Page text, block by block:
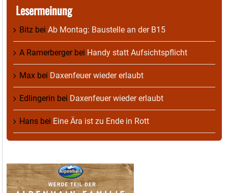
Lesermeinung
Bitz bei Ab Montag: Baustelle an der B15
A Ramerbergerbei Handy statt Aufsichtspflicht
Max bei Daxenfeuer wieder erlaubt
Edlingerin bei Daxenfeuer wieder erlaubt
Hans bei Eine Ära ist zu Ende in Rott